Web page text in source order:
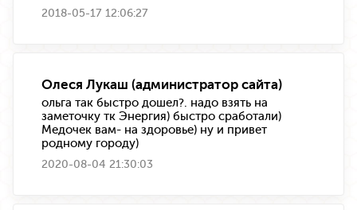
2018-05-17 12:06:27
Олеся Лукаш (администратор сайта)
ольга так быстро дошел?. надо взять на
заметочку тк Энергия) быстро сработали)
Медочек вам- на здоровье) ну и привет
родному городу)
2020-08-04 21:30:03